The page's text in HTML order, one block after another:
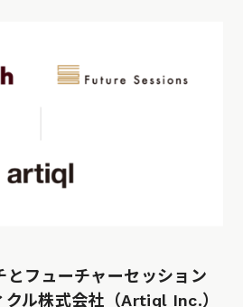
とフューチャーセッション
クル株式会社（Artiql Inc.）